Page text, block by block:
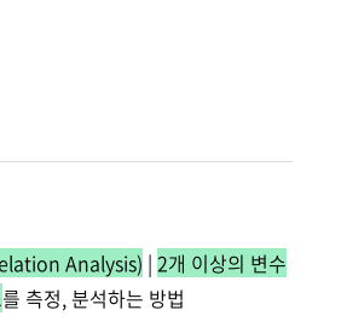
Analysis) | 2개 이상의 변수
를 측정, 분석하는 방법